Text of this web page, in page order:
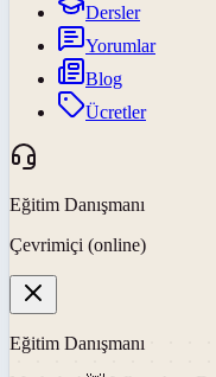
Dersler
Yorumlar
Blog
Ücretler
Eğitim Danışmanı
Çevrimiçi (online)
Eğitim Danışmanı